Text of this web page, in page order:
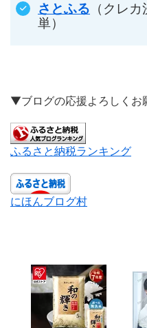
さとふる （クレ
単）
▼ブログの応援よろしく
ふるさと納税ランキング
にほんブログ村